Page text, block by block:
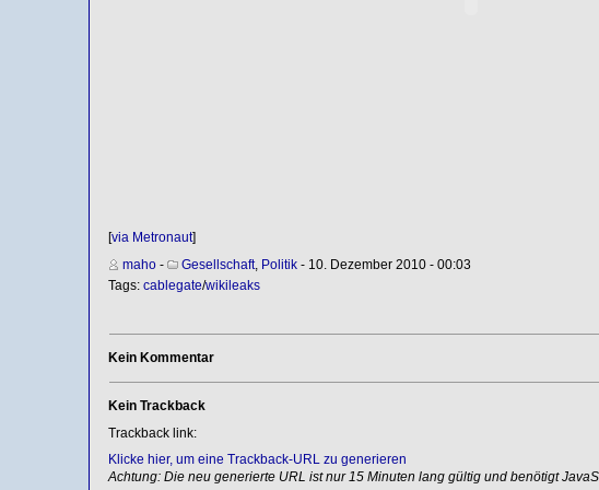
[via Metronaut]
maho- Gesellschaft, Politik- 10. Dezember 2010 - 00:03
Tags: cablegate/wikileaks
Kein Kommentar
Kein Trackback
Trackback link:
Klicke hier, um eine Trackback-URL zu generieren
Achtung: Die neu generierte URL ist nur 15 Minuten lang gültig und benötigt